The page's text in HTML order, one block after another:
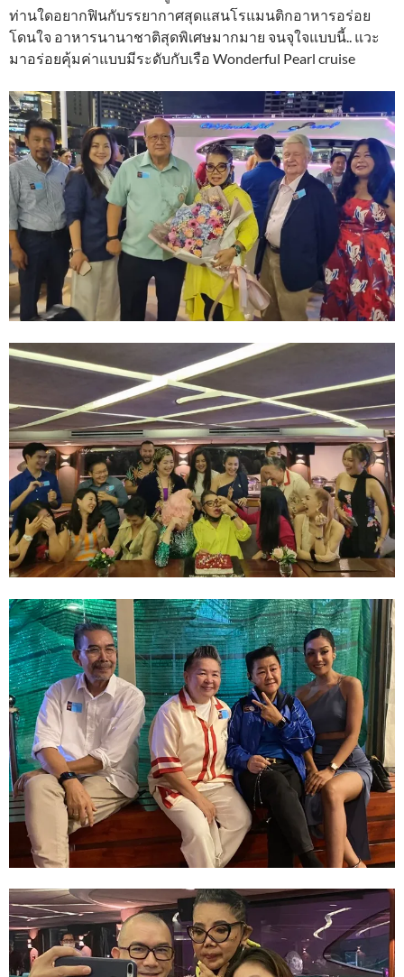
ท่านใดอยากฟินกับรรยากาศสุดแสนโรแมนติกอาหารอร่อย
โดนใจ อาหารนานาชาติสุดพิเศษมากมาย จนจุใจแบบนี้.. แวะ
มาอร่อยคุ้มค่าแบบมีระดับกับเรือ Wonderful Pearl cruise